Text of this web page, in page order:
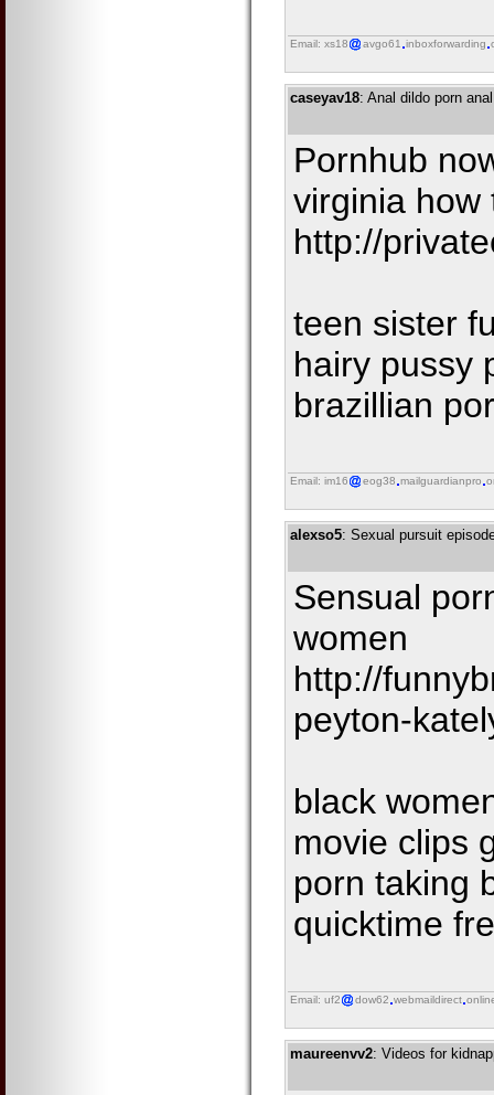
Email: xs18 avgo61 inboxforwarding
caseyav18: Anal dildo porn
Pornhub
virginia how
http://
teen sister
hairy pussy
brazillian
Email: im16 eog38 mailguardianpro
alexso5: Sexual pursuit
Sensual
women
http://
peyton-
black
movie clips
porn taking
quicktime
Email: uf2 dow62 webmaildirect
maureenvv2: Videos for